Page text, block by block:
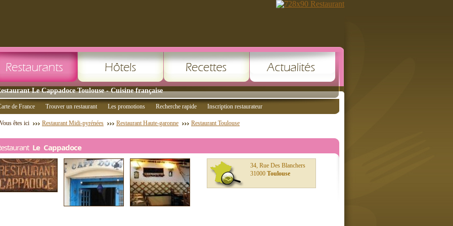
Le Cappadoce Toulouse - Cuisine française
de France Trouver un restaurant Les promotions Recherche rapide Inscription restaurateur
Vous êtes ici Restaurant Midi-pyrénées Restaurant Haute-garonne Restaurant Toulouse
Le Cappadoce
34, Rue Des Blanchers
31000 Toulouse